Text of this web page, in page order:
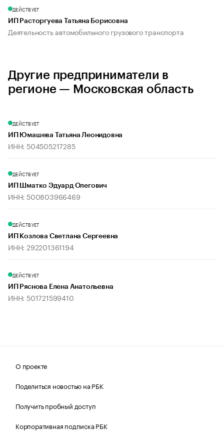
ДЕЙСТВУЕТ
ИП Расторгуева Татьяна Борисовна
Деятельность автомобильного грузового транспорта
Другие предприниматели в
регионе — Московская область
ДЕЙСТВУЕТ
ИП Юмашева Татьяна Леонидовна
ИНН: 504505217285
ДЕЙСТВУЕТ
ИП Шматко Эдуард Олегович
ИНН: 500803966469
ДЕЙСТВУЕТ
ИП Козлова Светлана Сергеевна
ИНН: 292201361194
ДЕЙСТВУЕТ
ИП Ряснова Елена Анатольевна
ИНН: 501721599410
О проекте
Поделиться новостью на РБК
Получить пробный доступ
Корпоративная подписка РБК